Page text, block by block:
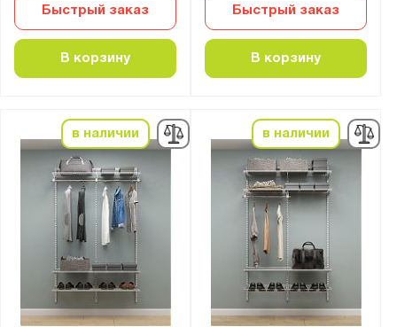
Быстрый заказ
В корзину
Быстрый заказ
В корзину
в наличии в наличии